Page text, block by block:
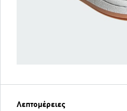
Λεπτομέρειες